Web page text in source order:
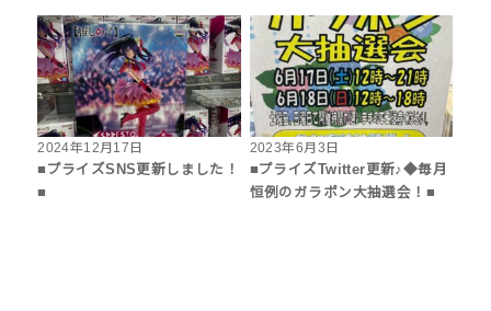
2024年12月17日
■プライズSNS更新しました！
■
2023年6月3日
■プライズTwitter更新♪◆毎月
恒例のガラポン大抽選会！■